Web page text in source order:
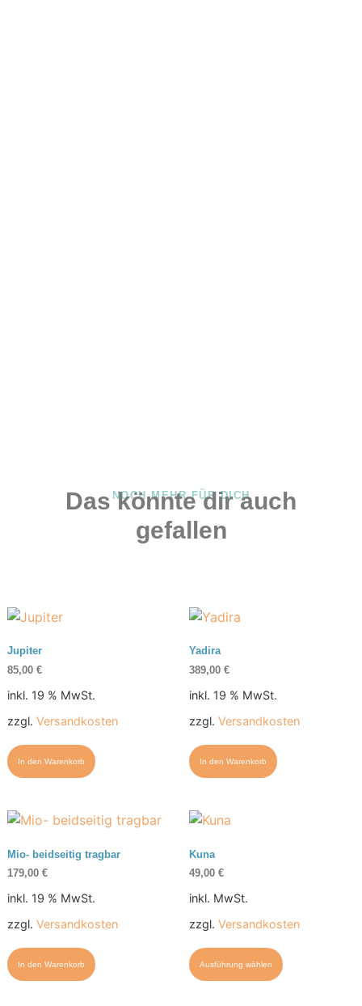
NOCH MEHR FÜR DICH
Das könnte dir auch
gefallen
Jupiter
85,00 €
inkl. 19 % MwSt.
zzgl. Versandkosten
In den Warenkorb
Yadira
389,00 €
inkl. 19 % MwSt.
zzgl. Versandkosten
In den Warenkorb
Mio- beidseitig tragbar
179,00 €
inkl. 19 % MwSt.
zzgl. Versandkosten
In den Warenkorb
Kuna
49,00 €
inkl. MwSt.
zzgl. Versandkosten
Ausführung wählen